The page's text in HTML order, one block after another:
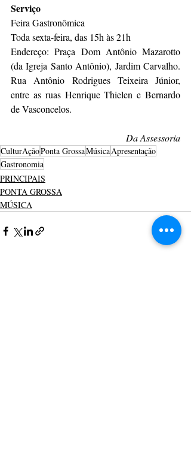
Serviço
Feira Gastronômica
Toda sexta-feira, das 15h às 21h
Endereço: Praça Dom Antônio Mazarotto
(da Igreja Santo Antônio), Jardim Carvalho.
Rua Antônio Rodrigues Teixeira Júnior,
entre as ruas Henrique Thielen e Bernardo
de Vasconcelos.
Da Assessoria
CulturAçãoPonta GrossaMúsicaApresentação
Gastronomia
PRINCIPAIS
PONTA GROSSA
MÚSICA